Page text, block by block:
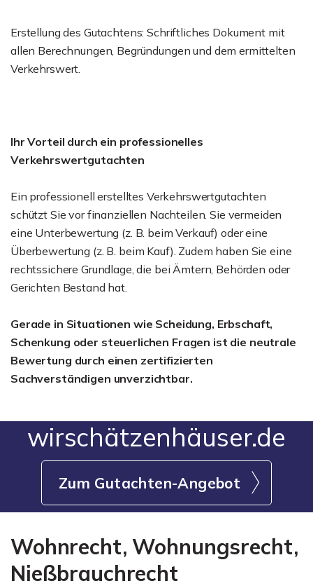
Erstellung des Gutachtens: Schriftliches Dokument mit
allen Berechnungen, Begründungen und dem ermittelten
Verkehrswert.
Ihr Vorteil durch ein professionelles
Verkehrswertgutachten
Ein professionell erstelltes Verkehrswertgutachten
schützt Sie vor finanziellen Nachteilen. Sie vermeiden
eine Unterbewertung (z. B. beim Verkauf) oder eine
Überbewertung (z. B. beim Kauf). Zudem haben Sie eine
rechtssichere Grundlage, die bei Ämtern, Behörden oder
Gerichten Bestand hat.
Gerade in Situationen wie Scheidung, Erbschaft,
Schenkung oder steuerlichen Fragen ist die neutrale
Bewertung durch einen zertifizierten
Sachverständigen unverzichtbar.
wirschätzenhäuser.de
Zum Gutachten-Angebot
Wohnrecht, Wohnungsrecht,
Nießbrauchrecht